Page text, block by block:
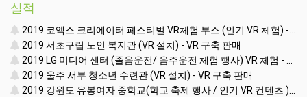
실적
2019 코엑스 크리에이터 페스티벌 VR체험 부스 (인기 VR 체험) - VR렌탈대여 행사
2019 서초구립 노인 복지관 (VR 설치) - VR 구축 판매
2019 LG 미디어 센터 (졸음운전/ 음주운전 체험 행사) VR 체험 - VR 렌탈대여 행사
2019 울주 서부 청소년 수련관 (VR 설치) - VR 구축 판매
2019 강원도 유봉여자 중학교(학교 축제 행사 / 인기 VR 컨텐츠 ) - VR렌탈대여 행사